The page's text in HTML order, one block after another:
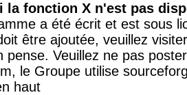
la fonction X n'est pas
a été écrit et est sous
être ajoutée, veuillez
pense. Veuillez ne pas
le Groupe utilise
haut